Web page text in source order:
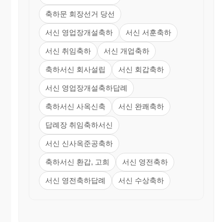
축하문 회장선거 당선
서신 영업장개설축하 서신 서훈축하
서신 취임축하 서신 개업축하
축하서신 회사설립 서신 회갑축하
서신 영업장개설축하답례
축하서신 사옥신축 서신 완쾌축하
답례장 취임축하서신
서신 신사옥준공축하
축하서신 환갑, 고희 서신 영전축하
서신 영전축하답례 서신 수상축하